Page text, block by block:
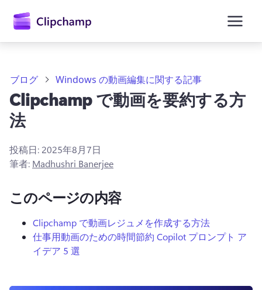
テ
ブログ Windows の動画編集に関する記事
Clipchamp で動画を要約する方
法
投稿日: 2025年8月7日
筆者: Madhushri Banerjee
このページの内容
Clipchamp で動画レジュメを作成する方法
仕事用動画のための時間節約 Copilot プロンプト ア
イデア 5 選